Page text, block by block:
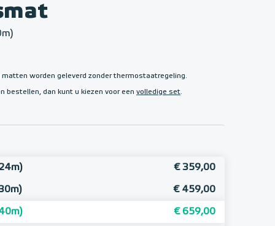
worden geleverd zonder thermostaatregeling.
bestellen, dan kunt u kiezen voor een volledige set.
€ 359,00
€ 459,00
€ 659,00